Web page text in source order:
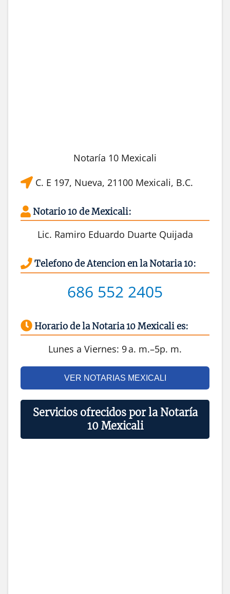
Notaría 10 Mexicali
C. E 197, Nueva, 21100 Mexicali, B.C.
Notario 10 de Mexicali:
Lic. Ramiro Eduardo Duarte Quijada
Telefono de Atencion en la Notaria 10:
686 552 2405
Horario de la Notaria 10 Mexicali es:
Lunes a Viernes: 9 a. m.–5p. m.
VER NOTARIAS MEXICALI
Servicios ofrecidos por la Notaría
10 Mexicali